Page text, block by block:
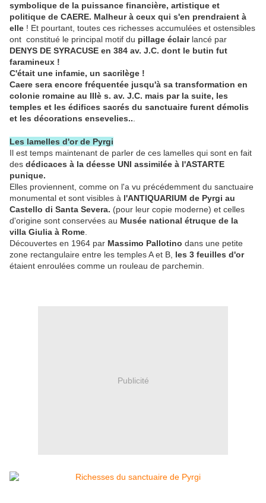
symbolique de la puissance financière, artistique et
politique de CAERE. Malheur à ceux qui s'en prendraient à
elle ! Et pourtant, toutes ces richesses accumulées et ostensibles
ont constitué le principal motif du pillage éclairlancé par
DENYS DE SYRACUSE en 384 av. J.C. dont le butin fut
faramineux !
C'était une infamie, un sacrilège !
Caere sera encore fréquentée jusqu'à sa transformation en
colonie romaine au IIIè s. av. J.C. mais par la suite, les
temples et les édifices sacrés du sanctuaire furent démolis
et les décorations ensevelies..
Les lamelles d'or de Pyrgi
Il est temps maintenant de parler de ces lamelles qui sont en fait
des dédicaces à la déesse UNI assimilée à l'ASTARTE
punique.
Elles proviennent, comme on l'a vu précédemment du sanctuaire
monumental et sont visibles à l'ANTIQUARIUM de Pyrgi au
Castello di Santa Severa. (pour leur copie moderne) et celles
d'origine sont conservées au Musée national étruque de la
villa Giulia à Rome
Découvertes en 1964 par Massimo Pallotino dans une petite
zone rectangulaire entre les temples A et B, les 3 feuilles d'or
étaient enroulées comme un rouleau de parchemin.
Publicité